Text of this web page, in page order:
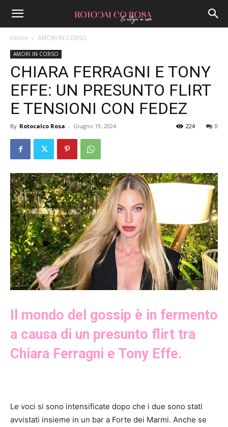
Home AMORI IN CORSO
AMORI IN CORSO
CHIARA FERRAGNI E TONY
EFFE: UN PRESUNTO FLIRT
E TENSIONI CON FEDEZ
By Rotocalco Rosa - Giugno 19, 2024 0
224
Il mondo del gossip è in fermento
a causa di un presunto flirt tra
Chiara Ferragni e Tony Effe.
Le voci si sono intensificate dopo che i due sono stati
avvistati insieme in un bar a Forte dei Marmi. Anche se